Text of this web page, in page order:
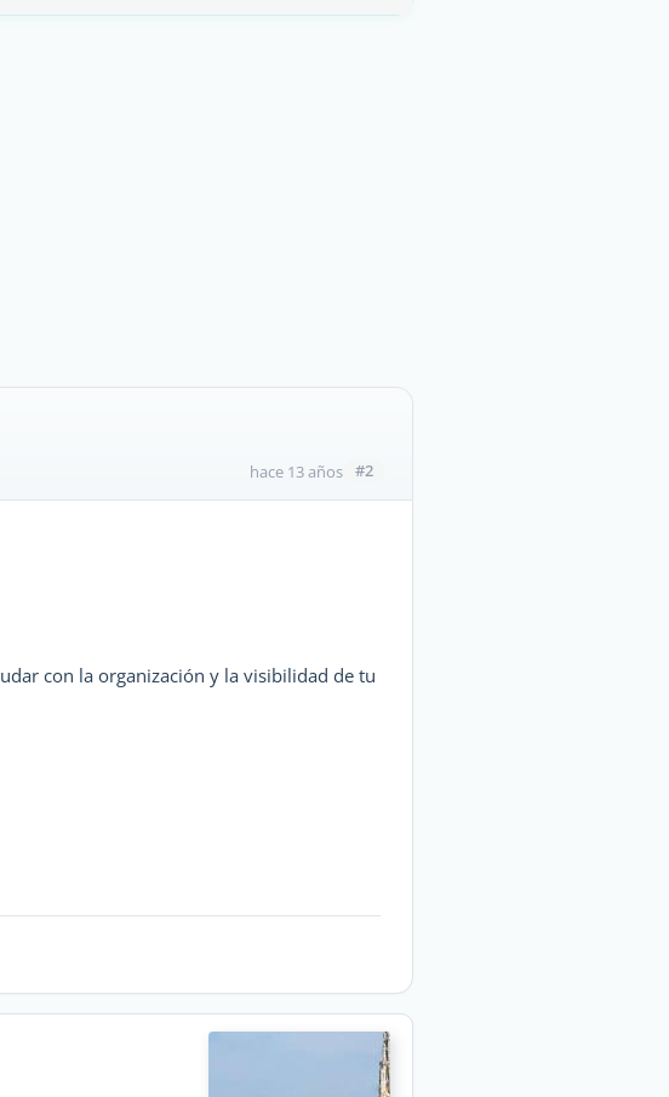
hace 13 años #2
con la organización y la visibilidad de tu